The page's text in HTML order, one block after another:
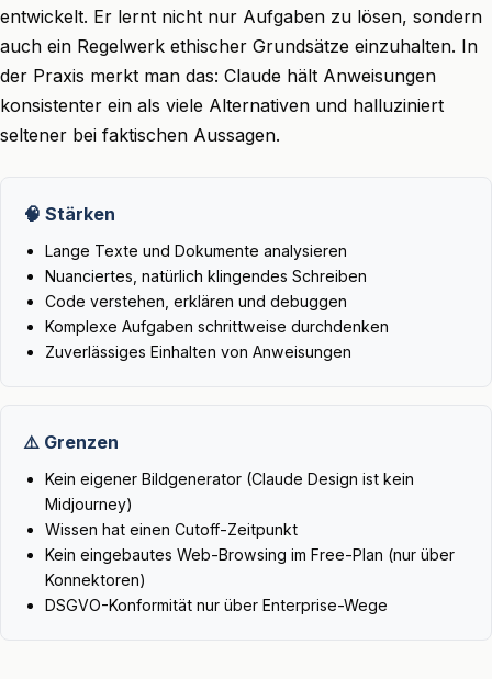
entwickelt. Er lernt nicht nur Aufgaben zu lösen, sondern
auch ein Regelwerk ethischer Grundsätze einzuhalten. In
der Praxis merkt man das: Claude hält Anweisungen
konsistenter ein als viele Alternativen und halluziniert
seltener bei faktischen Aussagen.
🧠 Stärken
Lange Texte und Dokumente analysieren
Nuanciertes, natürlich klingendes Schreiben
Code verstehen, erklären und debuggen
Komplexe Aufgaben schrittweise durchdenken
Zuverlässiges Einhalten von Anweisungen
⚠️ Grenzen
Kein eigener Bildgenerator (Claude Design ist kein
Midjourney)
Wissen hat einen Cutoff-Zeitpunkt
Kein eingebautes Web-Browsing im Free-Plan (nur über
Konnektoren)
DSGVO-Konformität nur über Enterprise-Wege